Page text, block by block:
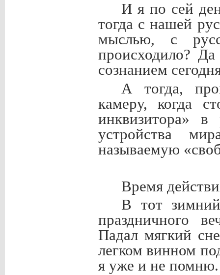
И я по сей
тогда с нашей
мыслью, с
происходило?
сознанием
А тогда,
камеру, когда
инквизитора» в
устройства
называемую
Время
В тот
праздничного
Падал мягкий
легком винном
я уже и не